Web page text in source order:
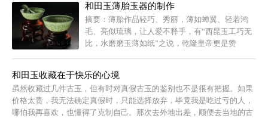
讳”。
和田玉薄胎玉器的制作
摘要：薄胎作品轻巧、秀丽，薄如蝉翼、轻若鸿
毛、亮似琉璃，让人爱不释手，有“西昆玉工巧无
比，水磨磨玉薄如纸”之说，乾隆皇帝更是赞
和田玉收藏在于快乐的心境
虽然收藏过几件古玉，但有时对真假古玉的鉴别也不是很有把握。如果
价格太贵，我无法确定真假时，只能选择放弃，毕竟我是吃过亏的人，
哪怕我再喜欢，也懂得了克制自己。那次去外地出差，顺便去当地的古